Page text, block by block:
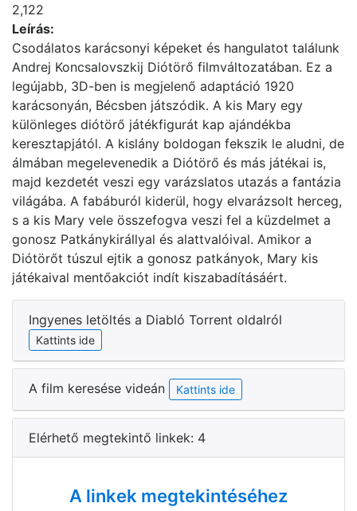
2,122
Leírás:
Csodálatos karácsonyi képeket és hangulatot találunk
Andrej Koncsalovszkij Diótörő filmváltozatában. Ez a
legújabb, 3D-ben is megjelenő adaptáció 1920
karácsonyán, Bécsben játszódik. A kis Mary egy
különleges diótörő játékfigurát kap ajándékba
keresztapjától. A kislány boldogan fekszik le aludni, de
álmában megelevenedik a Diótörő és más játékai is,
majd kezdetét veszi egy varázslatos utazás a fantázia
világába. A fabáburól kiderül, hogy elvarázsolt herceg,
s a kis Mary vele összefogva veszi fel a küzdelmet a
gonosz Patkánykirállyal és alattvalóival. Amikor a
Diótörőt túszul ejtik a gonosz patkányok, Mary kis
játékaival mentőakciót indít kiszabadításáért.
Ingyenes letöltés a Diabló Torrent oldalról
Kattints ide
A film keresése videán Kattints ide
Elérhető megtekintő linkek: 4
A linkek megtekintéséhez